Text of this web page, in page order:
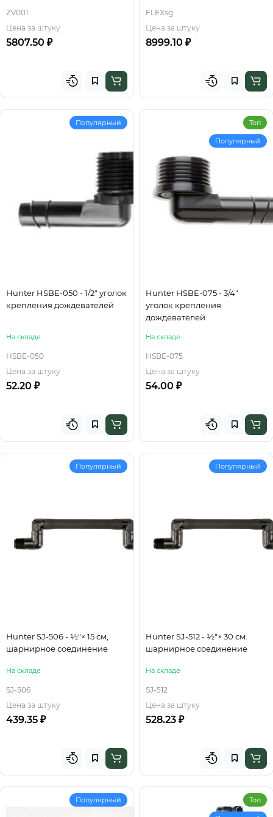
ZV001
Цена за штуку
5807.50 ₽
FLEXsg
Цена за штуку
8999.10 ₽
Популярный
Hunter HSBE-050 - 1/2" уголок
крепления дождевателей
На складе
HSBE-050
Цена за штуку
52.20 ₽
Топ
Популярный
Hunter HSBE-075 - 3/4"
уголок крепления
дождевателей
На складе
HSBE-075
Цена за штуку
54.00 ₽
Популярный
Hunter SJ-506 - ½"× 15 см,
шарнирное соединение
На складе
SJ-506
Цена за штуку
439.35 ₽
Популярный
Hunter SJ-512 - ½"× 30 см.
шарнирное соединение
На складе
SJ-512
Цена за штуку
528.23 ₽
Популярный Топ